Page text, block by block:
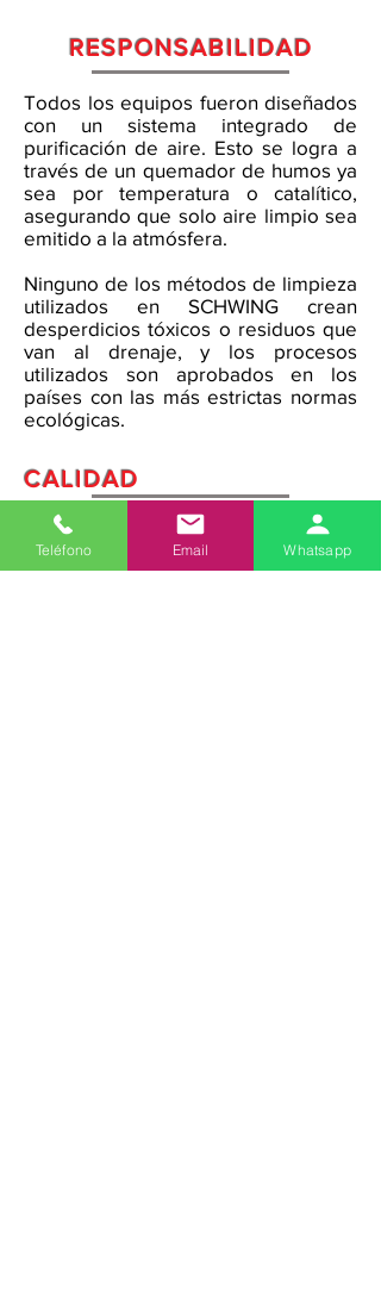
RESPONSABILIDAD
Todos los equipos fueron diseñados
con un sistema integrado de
purificación de aire. Esto se logra a
través de un quemador de humos ya
sea por temperatura o catalítico,
asegurando que solo aire limpio sea
emitido a la atmósfera.
Ninguno de los métodos de limpieza
utilizados en SCHWING crean
desperdicios tóxicos o residuos que
van al drenaje, y los procesos
utilizados son aprobados en los
países con las más estrictas normas
ecológicas.
CALIDAD
La integridad de las piezas de
nuestros clientes son nuestra
prioridad. Programamos rampas de
Teléfono Email Whatsapp